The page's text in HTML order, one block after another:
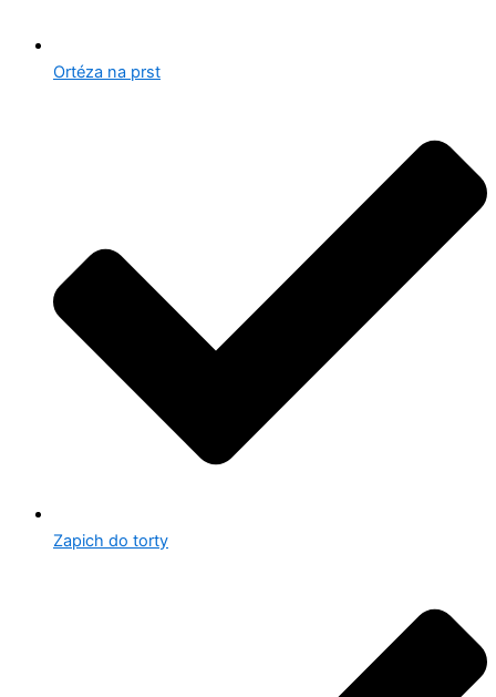
Ortéza na prst
Zapich do torty